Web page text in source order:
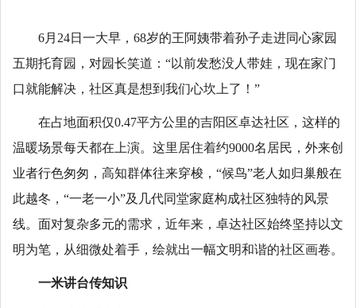
6月24日一大早，68岁的王阿姨带着孙子走进同心家园
五期托育园，对园长笑道：“以前发愁没人带娃，现在家门
口就能解决，社区真是想到我们心坎上了！”
在占地面积仅0.47平方公里的吉阳区卓达社区，这样的
温暖场景每天都在上演。这里居住着约9000名居民，外来创
业者行色匆匆，高知群体往来穿梭，“候鸟”老人如归巢般在
此越冬，“一老一小”及几代同堂家庭构成社区独特的风景
线。面对复杂多元的需求，近年来，卓达社区始终坚持以文
明为笔，从细微处着手，绘就出一幅文明和谐的社区画卷。
一米讲台传知识